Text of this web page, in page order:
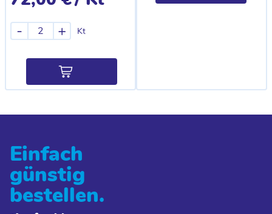
Kt
- +
Einfach
günstig
bestellen.